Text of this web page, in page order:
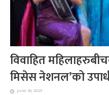
विवाहित
मिसेस नेशनल’को
June 26, 2025